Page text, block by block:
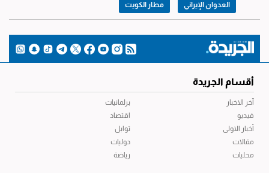
العدوان الإيراني مطار الكويت
أقسام الجريدة
آخر الاخبار
فيديو
أخبار الاولى
مقالات
محليات
برلمانيات
اقتصاد
توابل
دوليات
رياضة